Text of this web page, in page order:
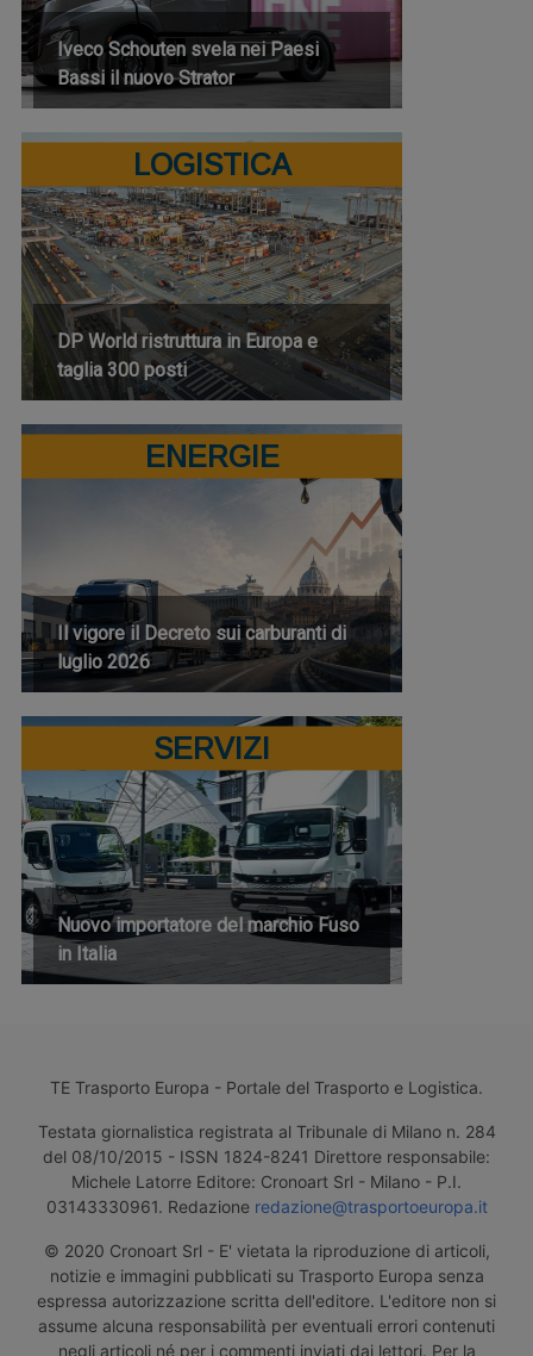
Iveco Schouten svela nei Paesi
Bassi il nuovo Strator
LOGISTICA
DP World ristruttura in Europa e
taglia 300 posti
ENERGIE
Il vigore il Decreto sui carburanti di
luglio 2026
SERVIZI
Nuovo importatore del marchio Fuso
in Italia
TE Trasporto Europa - Portale del Trasporto e Logistica.
Testata giornalistica registrata al Tribunale di Milano n. 284
del 08/10/2015 - ISSN 1824-8241 Direttore responsabile:
Michele Latorre Editore: Cronoart Srl - Milano - P.I.
03143330961. Redazione redazione@trasportoeuropa.it
© 2020 Cronoart Srl - E' vietata la riproduzione di articoli,
notizie e immagini pubblicati su Trasporto Europa senza
espressa autorizzazione scritta dell'editore. L'editore non si
assume alcuna responsabilità per eventuali errori contenuti
negli articoli né per i commenti inviati dai lettori. Per la